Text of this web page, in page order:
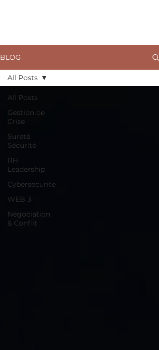
BLOG
All Posts
Gestion de
Crise
Sureté
Sécurité
RH
Leadership
Cybersecurite
WEB 3
Négociation
& Conflit
All Posts